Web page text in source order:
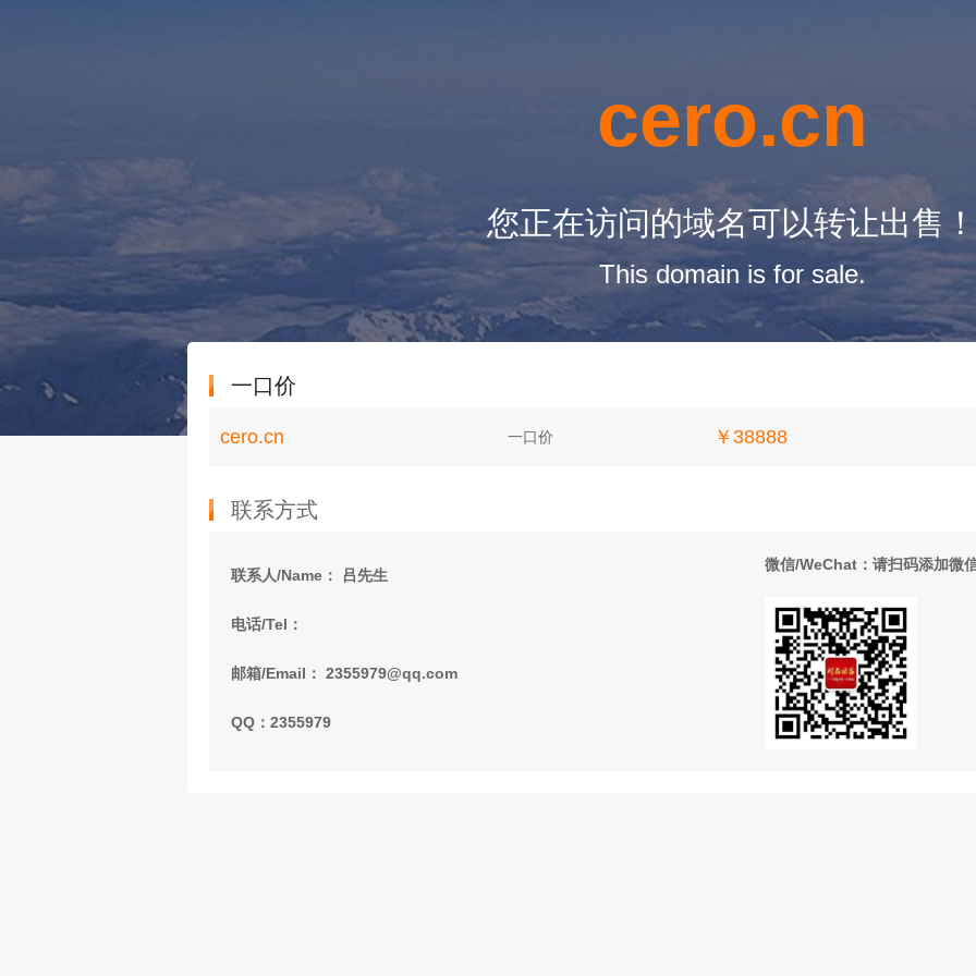
cero.cn
您正在访问的域名可以转让出售！
This domain is for sale.
一口价
cero.cn 一口价 ￥38888
联系方式
联系人/Name： 吕先生
电话/Tel：
邮箱/Email： 2355979@qq.com
QQ：2355979
微信/WeChat：请扫码添加微